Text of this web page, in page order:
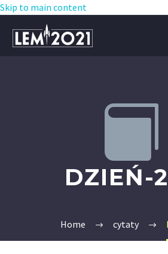
Skip to main content


DZIEŃ-
Home cytaty